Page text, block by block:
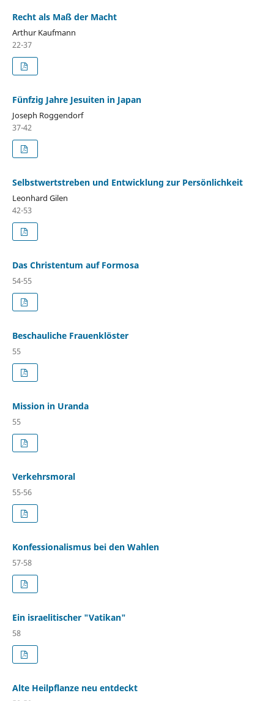
Recht als Maß der Macht
Arthur Kaufmann
22-37
Fünfzig Jahre Jesuiten in Japan
Joseph Roggendorf
37-42
Selbstwertstreben und Entwicklung zur Persönlichkeit
Leonhard Gilen
42-53
Das Christentum auf Formosa
54-55
Beschauliche Frauenklöster
55
Mission in Uranda
55
Verkehrsmoral
55-56
Konfessionalismus bei den Wahlen
57-58
Ein israelitischer "Vatikan"
58
Alte Heilpflanze neu entdeckt